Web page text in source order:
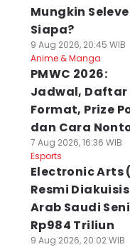
Mungkin
Siapa?
9 Aug 2026, 20:45 WIB
Anime & Manga
PMWC 2026:
Jadwal, Daftar
Format, Prize
dan Cara
7 Aug 2026, 16:36 WIB
Esports
Electronic Arts
Resmi
Arab Saudi
Rp984 Triliun
9 Aug 2026, 20:02 WIB